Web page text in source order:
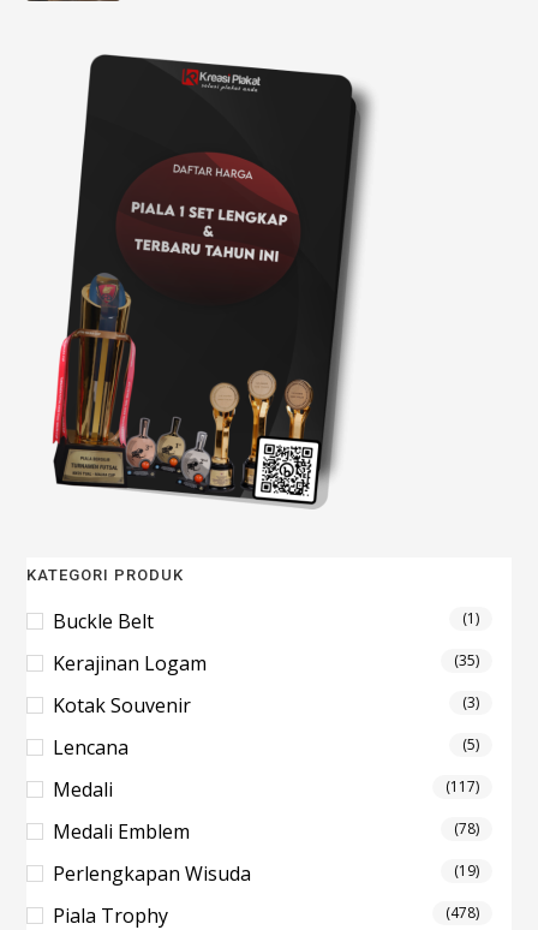
KATEGORI PRODUK
Buckle Belt (1)
Kerajinan Logam (35)
Kotak Souvenir (3)
Lencana (5)
Medali (117)
Medali Emblem (78)
Perlengkapan Wisuda (19)
Piala Trophy (478)